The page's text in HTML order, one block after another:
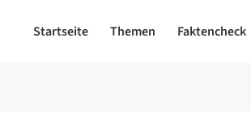
Startseite Themen Faktencheck